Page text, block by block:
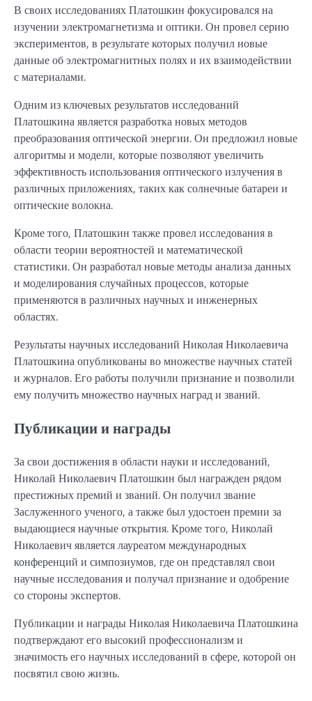
В своих исследованиях Платошкин фокусировался на
изучении электромагнетизма и оптики. Он провел серию
экспериментов, в результате которых получил новые
данные об электромагнитных полях и их взаимодействии
с материалами.
Одним из ключевых результатов исследований
Платошкина является разработка новых методов
преобразования оптической энергии. Он предложил новые
алгоритмы и модели, которые позволяют увеличить
эффективность использования оптического излучения в
различных приложениях, таких как солнечные батареи и
оптические волокна.
Кроме того, Платошкин также провел исследования в
области теории вероятностей и математической
статистики. Он разработал новые методы анализа данных
и моделирования случайных процессов, которые
применяются в различных научных и инженерных
областях.
Результаты научных исследований Николая Николаевича
Платошкина опубликованы во множестве научных статей
и журналов. Его работы получили признание и позволили
ему получить множество научных наград и званий.
Публикации и награды
За свои достижения в области науки и исследований,
Николай Николаевич Платошкин был награжден рядом
престижных премий и званий. Он получил звание
Заслуженного ученого, а также был удостоен премии за
выдающиеся научные открытия. Кроме того, Николай
Николаевич является лауреатом международных
конференций и симпозиумов, где он представлял свои
научные исследования и получал признание и одобрение
со стороны экспертов.
Публикации и награды Николая Николаевича Платошкина
подтверждают его высокий профессионализм и
значимость его научных исследований в сфере, которой он
посвятил свою жизнь.